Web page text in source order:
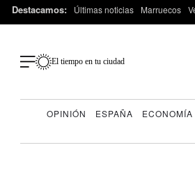
Destacamos: Últimas noticias Marruecos
El tiempo en tu ciudad
OPINIÓN ESPAÑA ECONOMÍA